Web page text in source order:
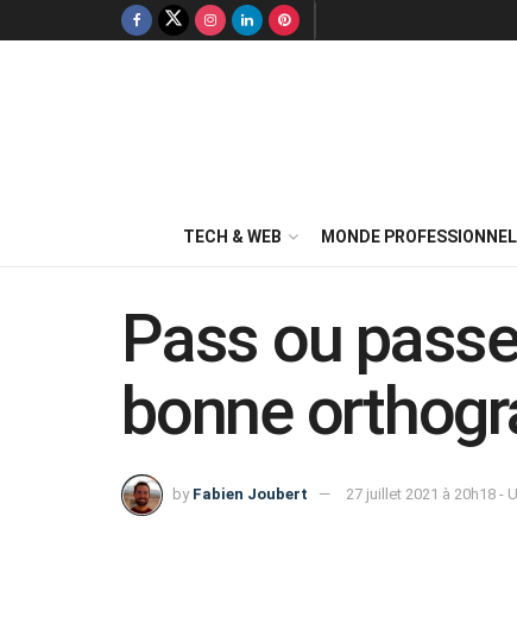
TECH & WEB MONDE PROFESSIONNEL
Pass ou
bonne
by Fabien Joubert 27 juillet 2021 à 20h18 -